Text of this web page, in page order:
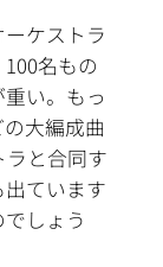
ケストラ
名もの
い。もっ
大編成曲
と合同す
ています
しょう